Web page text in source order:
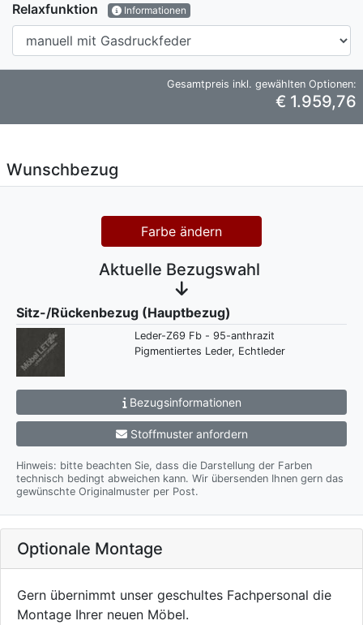
Relaxfunktion Informationen
Gesamtpreis inkl. gewählten Optionen:
€ 1.959,76
Wunschbezug
Farbe ändern
Aktuelle Bezugswahl
Sitz-/Rückenbezug (Hauptbezug)
Leder-Z69 Fb - 95-anthrazit
Pigmentiertes Leder, Echtleder
Bezugsinformationen
Stoffmuster anfordern
Hinweis: bitte beachten Sie, dass die Darstellung der Farben
technisch bedingt abweichen kann. Wir übersenden Ihnen gern das
gewünschte Originalmuster per Post.
Optionale Montage
Gern übernimmt unser geschultes Fachpersonal die
Montage Ihrer neuen Möbel.